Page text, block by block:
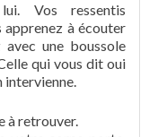
Vos ressentis
apprenez à écouter
une boussole
qui vous dit oui
intervienne.
à retrouver.